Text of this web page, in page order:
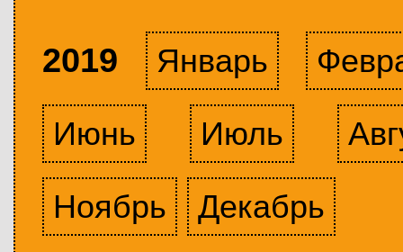
2019 Январь
Июнь
Июль
Ноябрь
Декабрь